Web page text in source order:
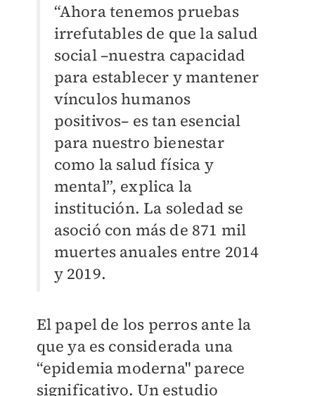
“Ahora tenemos pruebas
irrefutables de que la salud
social –nuestra capacidad
para establecer y mantener
vínculos humanos
positivos– es tan esencial
para nuestro bienestar
como la salud física y
mental”, explica la
institución. La soledad se
asoció con más de 871 mil
muertes anuales entre 2014
y 2019.
El papel de los perros ante la
que ya es considerada una
“epidemia moderna" parece
significativo. Un estudio